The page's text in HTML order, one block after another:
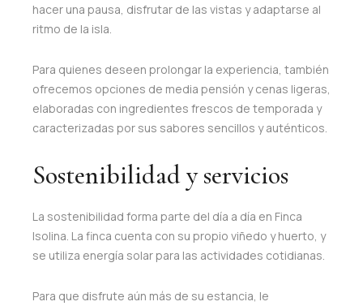
hacer una pausa, disfrutar de las vistas y adaptarse al
ritmo de la isla.
Para quienes deseen prolongar la experiencia, también
ofrecemos opciones de media pensión y cenas ligeras,
elaboradas con ingredientes frescos de temporada y
caracterizadas por sus sabores sencillos y auténticos.
Sostenibilidad y servicios
La sostenibilidad forma parte del día a día en Finca
Isolina. La finca cuenta con su propio viñedo y huerto, y
se utiliza energía solar para las actividades cotidianas.
Para que disfrute aún más de su estancia, le